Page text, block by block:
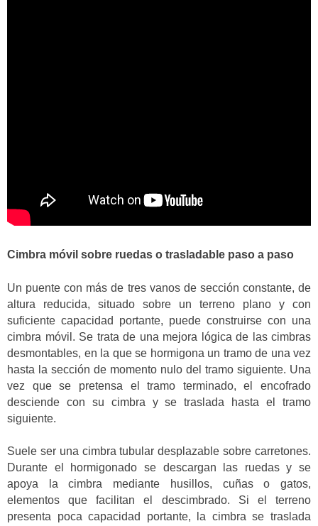
Cimbra móvil sobre ruedas o trasladable paso a paso
Un puente con más de tres vanos de sección constante, de
altura reducida, situado sobre un terreno plano y con
suficiente capacidad portante, puede construirse con una
cimbra móvil. Se trata de una mejora lógica de las cimbras
desmontables, en la que se hormigona un tramo de una vez
hasta la sección de momento nulo del tramo siguiente. Una
vez que se pretensa el tramo terminado, el encofrado
desciende con su cimbra y se traslada hasta el tramo
siguiente.
Suele ser una cimbra tubular desplazable sobre carretones.
Durante el hormigonado se descargan las ruedas y se
apoya la cimbra mediante husillos, cuñas o gatos,
elementos que facilitan el descimbrado. Si el terreno
presenta poca capacidad portante, la cimbra se traslada